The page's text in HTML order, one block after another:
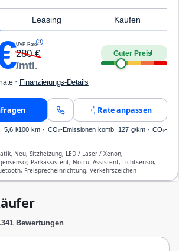
Leasing Kaufen
UVP-Rate 3
280€
/mtl.
Guter Preis4
· Finanzierungs-Details
Rate anpassen
5,6 l/100 km · CO₂-Emissionen komb. 127 g/km · CO₂-
Neu, Sitzheizung, LED / Laser / Xenon,
Parkassistent, Notruf-Assistent, Lichtsensor,
Freisprecheinrichtung, Verkehrszeichen-
Front-Airbags
Bewertungen